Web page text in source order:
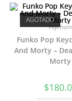
AGOTADO
Keychain
Funko Pop
And Morty –
Morty
$